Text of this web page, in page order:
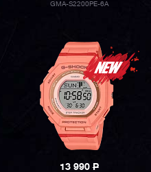
GMA-S2200PE-6A
13 990P